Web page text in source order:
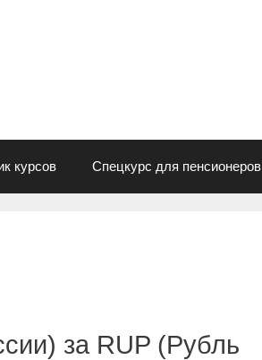
курсов Спецкурс для пенсионеров
за RUP (Рубль